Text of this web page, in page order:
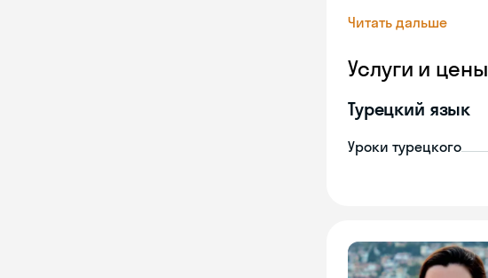
Читать дальше
Услуги и цены
Турецкий язык
Уроки турецкого